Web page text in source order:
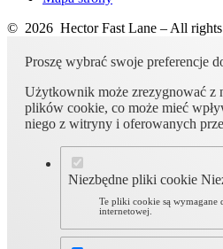
© 2026 Hector Fast Lane – All rights
Proszę wybrać swoje preferencje
Użytkownik może zrezygnować z
plików cookie, co może mieć
niego z witryny i oferowanych
Niezbędne pliki cookie
Te pliki cookie są wymagane
internetowej.